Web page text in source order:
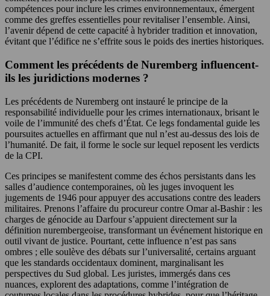
compétences pour inclure les crimes environnementaux, émergent
comme des greffes essentielles pour revitaliser l’ensemble. Ainsi,
l’avenir dépend de cette capacité à hybrider tradition et innovation,
évitant que l’édifice ne s’effrite sous le poids des inerties historiques.
Comment les précédents de Nuremberg influencent-
ils les juridictions modernes ?
Les précédents de Nuremberg ont instauré le principe de la
responsabilité individuelle pour les crimes internationaux, brisant le
voile de l’immunité des chefs d’État. Ce legs fondamental guide les
poursuites actuelles en affirmant que nul n’est au-dessus des lois de
l’humanité. De fait, il forme le socle sur lequel reposent les verdicts
de la CPI.
Ces principes se manifestent comme des échos persistants dans les
salles d’audience contemporaines, où les juges invoquent les
jugements de 1946 pour appuyer des accusations contre des leaders
militaires. Prenons l’affaire du procureur contre Omar al-Bashir : les
charges de génocide au Darfour s’appuient directement sur la
définition nurembergeoise, transformant un événement historique en
outil vivant de justice. Pourtant, cette influence n’est pas sans
ombres ; elle soulève des débats sur l’universalité, certains arguant
que les standards occidentaux dominent, marginalisant les
perspectives du Sud global. Les juristes, immergés dans ces
nuances, explorent des adaptations, comme l’intégration de